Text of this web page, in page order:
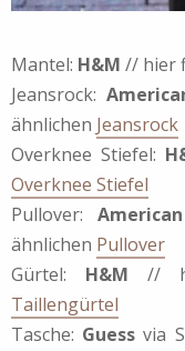
Mantel: H&M // hier
Jeansrock:
ähnlichen Jeansrock
Overknee Stiefel:
Overknee Stiefel
Pullover:
ähnlichen Pullover
Gürtel: H&M //
Taillengürtel
Tasche: Guess via